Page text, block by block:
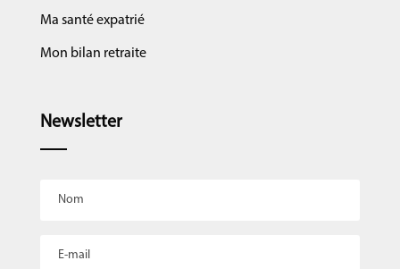
Ma santé expatrié
Mon bilan retraite
Newsletter